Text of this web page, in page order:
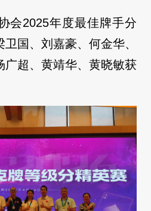
会2025年度最佳牌手分
国、刘嘉豪、何金华、
广超、黄靖华、黄晓敏获